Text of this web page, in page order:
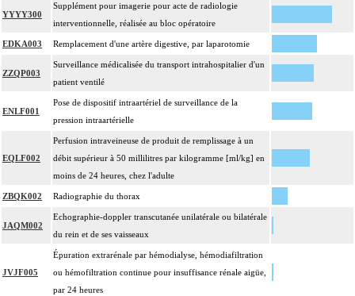
YYYY300
Supplément pour imagerie pour acte de radiologie
interventionnelle, réalisée au bloc opératoire
EDKA003 Remplacement d'une artère digestive, par laparotomie
ZZQP003
Surveillance médicalisée du transport intrahospitalier d'un
patient ventilé
ENLF001
Pose de dispositif intraartériel de surveillance de la
pression intraartérielle
EQLF002
Perfusion intraveineuse de produit de remplissage à un
débit supérieur à 50 millilitres par kilogramme [ml/kg] en
moins de 24 heures, chez l'adulte
ZBQK002 Radiographie du thorax
JAQM002
Echographie-doppler transcutanée unilatérale ou bilatérale
du rein et de ses vaisseaux
JVJF005
Épuration extrarénale par hémodialyse, hémodiafiltration
ou hémofiltration continue pour insuffisance rénale aigüe,
par 24 heures